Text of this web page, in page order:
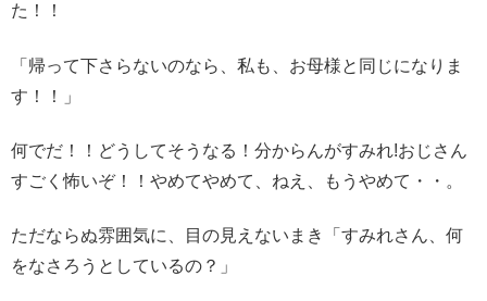
た！！
「帰って下さらないのなら、私も、お母様と同じになりま
す！！」
何でだ！！どうしてそうなる！分からんがすみれ!おじさん
すごく怖いぞ！！やめてやめて、ねえ、もうやめて・・。
ただならぬ雰囲気に、目の見えないまき「すみれさん、何
をなさろうとしているの？」